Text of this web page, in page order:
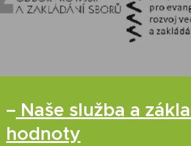
– Naše služba a
hodnoty